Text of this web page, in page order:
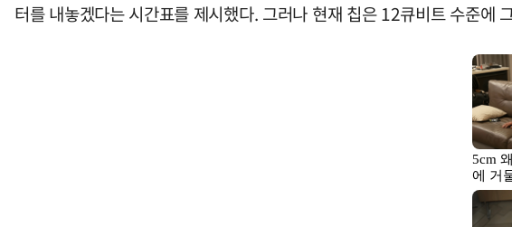
터를 내놓겠다는 시간표를 제시했다. 그러나 현재 칩은 12큐비트 수준에